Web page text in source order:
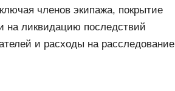
членов экипажа, покрытие
на ликвидацию последствий
и расходы на расследование